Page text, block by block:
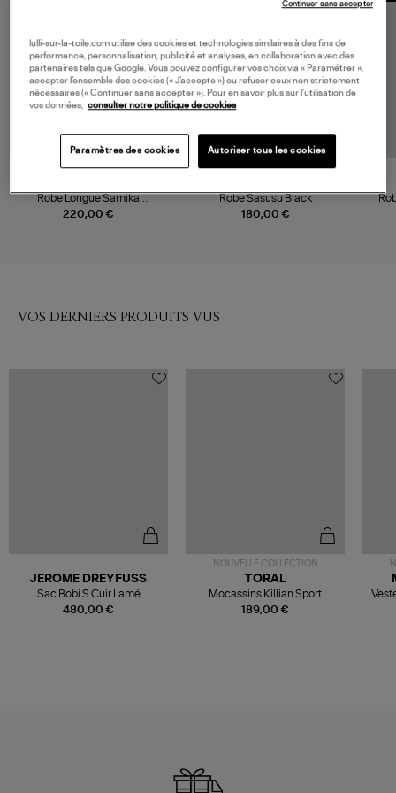
220,00 €
Robe Longue Samika
Botanical Green
NOUVELLE COLLECTION
180,00 €
Robe Sasusu Black
VOS DERNIERS PRODUITS VUS
480,00 €
JEROME DREYFUSS
Sac Bobi S Cuir Lamé
Champagne
NOUVELLE COLLECTION
189,00 €
TORAL
Mocassins Killian Sport
Mousse
lulli-sur-la-toile.com utilise des cookies et technologies similaires à des fins de
performance, personnalisation, publicité et analyses, en collaboration avec des
partenaires tels que Google. Vous pouvez configurer vos choix via « Paramétrer »,
accepter l’ensemble des cookies (« J’accepte ») ou refuser ceux non strictement
nécessaires (« Continuer sans accepter »). Pour en savoir plus sur l’utilisation de
vos données, consulter notre politique de cookies
Paramètres des cookies Autoriser tous les cookies
Continuer sans accepter